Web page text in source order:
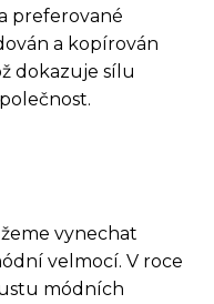
preferované
a kopírován
dokazuje sílu
vynechat
velmocí. V roce
módních